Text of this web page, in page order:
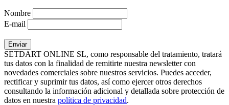
Nombre
E-mail
SETDART ONLINE SL, como responsable del tratamiento, tratará
tus datos con la finalidad de remitirte nuestra newsletter con
novedades comerciales sobre nuestros servicios. Puedes acceder,
rectificar y suprimir tus datos, así como ejercer otros derechos
consultando la información adicional y detallada sobre protección de
datos en nuestra política de privacidad.